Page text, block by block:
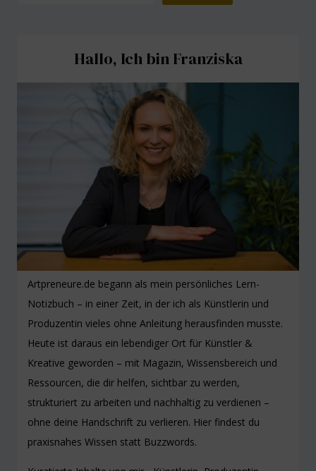
Hallo, Ich bin Franziska
Artpreneure.de begann als mein persönliches Lern-
Notizbuch – in einer Zeit, in der ich als Künstlerin und
Produzentin vieles ohne Anleitung herausfinden musste.
Heute ist daraus ein lebendiger Ort für Künstler &
Kreative geworden – mit Magazin, Wissensbereich und
Ressourcen, die dir helfen, sichtbar zu werden,
strukturiert zu arbeiten und nachhaltig zu verdienen –
ohne deine Handschrift zu verlieren. Hier findest du
praxisnahes Wissen statt Buzzwords.